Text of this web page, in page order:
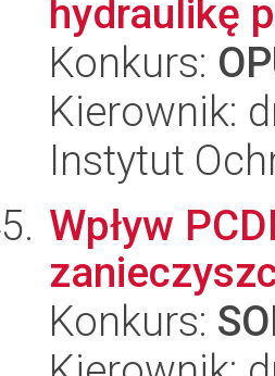
hydraulikę
Konkurs:
Kierownik:
Instytut
Wpływ
Konkurs: